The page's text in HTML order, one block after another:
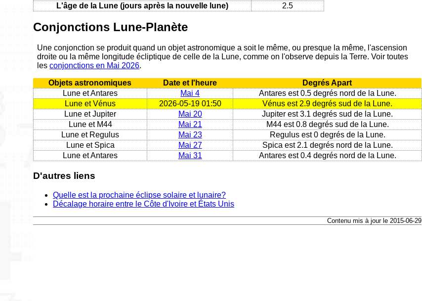
L'âge de la Lune (jours après la nouvelle lune)
2.5
Conjonctions Lune-Planète
Une conjonction se produit quand un objet astronomique a soit le même, ou presque la même, l'ascension
droite ou la même longitude écliptique de celle de la Lune, comme on l'observe depuis la Terre. Voir toutes
lesconjonctions en Mai 2026.
Objets astronomiques Date et l'heure
Degrés Apart
Lune et Antares
Mai 4
Antares est 0.5 degrés nord de la Lune.
Lune et Vénus
2026-05-19 01:50
Vénus est 2.9 degrés sud de la Lune.
Lune et Jupiter
Mai 20
Jupiter est 3.1 degrés sud de la Lune.
Lune et M44
Mai 21
M44 est 0.8 degrés sud de la Lune.
Lune et Regulus
Mai 23
Regulus est 0 degrés de la Lune.
Lune et Spica
Mai 27
Spica est 2.1 degrés nord de la Lune.
Lune et Antares
Mai 31 Antares est 0.4 degrés nord de la Lune.
D'autres liens
Quelle est la prochaine éclipse solaire et lunaire?
Décalage horaire entre le Côte d'Ivoire et États Unis
Contenu mis à jour le 2015-06-29